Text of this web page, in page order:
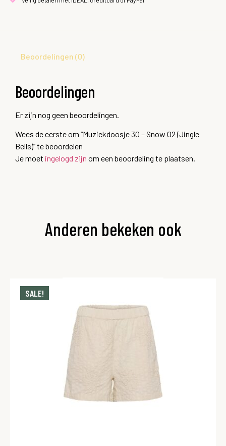
Beoordelingen (0)
Beoordelingen
Er zijn nog geen beoordelingen.
Wees de eerste om “Muziekdoosje 30 – Snow 02 (Jingle
Bells)” te beoordelen
Je moet ingelogd zijn om een beoordeling te plaatsen.
Anderen bekeken ook
SALE!